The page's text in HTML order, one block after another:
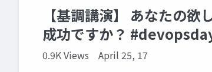
【基調講演】 あなたの
成功ですか？
0.9K Views April 25, 17